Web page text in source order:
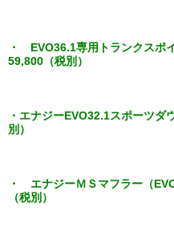
・ EVO36.1専用トランクスポ
59,800（税別）
・エナジーEVO32.1スポーツ
別）
・ エナジーＭＳマフラー（
（税別）